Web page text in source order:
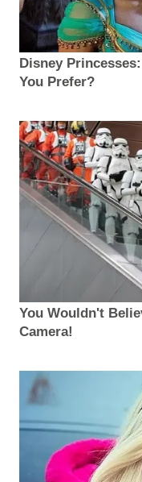
Disney
You Prefer?
You Wouldn't
Camera!